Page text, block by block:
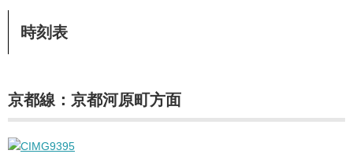
時刻表
京都線：京都河原町方面